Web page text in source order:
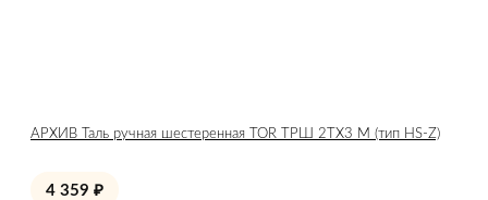
АРХИВ Таль ручная шестеренная TOR ТРШ 2ТХ3 М (тип HS-Z)
4 359 ₽